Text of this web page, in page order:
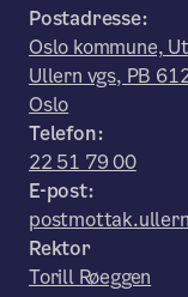
Postadresse:
Oslo kommune,
Ullern vgs, PB
Oslo
Telefon:
22 51 79 00
E-post:
Rektor
Torill Røeggen